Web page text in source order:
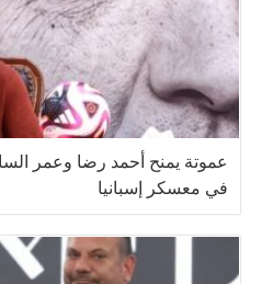
عموتة يمنح أحمد رضا وعمر
في معسكر إسبانيا